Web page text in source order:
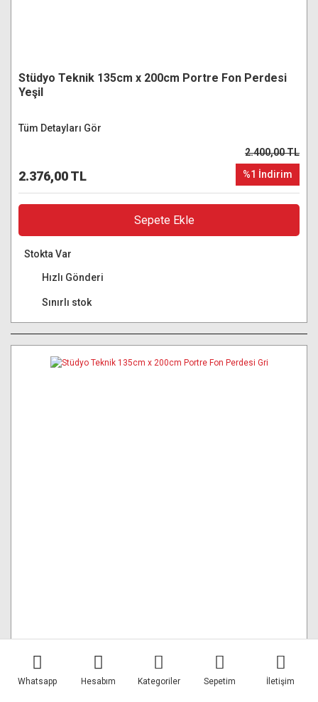
Stüdyo Teknik 135cm x 200cm Portre Fon Perdesi
Yeşil
Tüm Detayları Gör
2.376,00 TL
2.400,00 TL
%1 İndirim
Sepete Ekle
Stokta Var
Hızlı Gönderi
Sınırlı stok
Stüdyo Teknik 135cm x 200cm Portre Fon Perdesi
Gri
Whatsapp Hesabım Kategoriler Sepetim İletişim